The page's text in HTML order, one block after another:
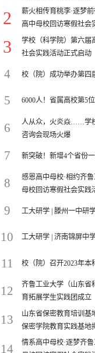
2
薪火相传育桃李·逐梦
高中母校回访寒假社会
3
学校（科学院）第六届
社会实践活动正式启动
4 校（院）成功举办第四
5 6000人！省属高校第5位
6
人从众，火炎焱……学
咨询会现场火爆
7 新突破！新增4个省份一
8
感恩高中母校·相约齐
母校回访寒假社会实践
9 工大研学 | 滕州一中研
10 工大研学 | 济南锦屏中
11 校（院）召开2023年本
12
齐鲁工业大学（山东省
育拓展学生实践团成立
13
山东省保密教育培训基
保密学院教育实践基地
14
情系高中母校·逐梦齐